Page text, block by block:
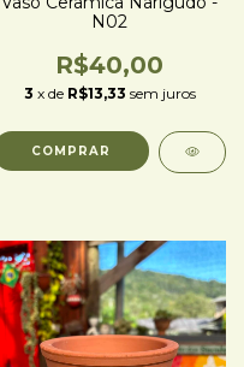
N02
R$40,00
3 x de R$13,33 sem juros